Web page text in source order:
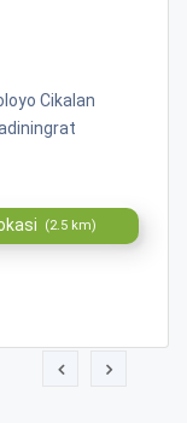
Cikalan
(2.5 km)